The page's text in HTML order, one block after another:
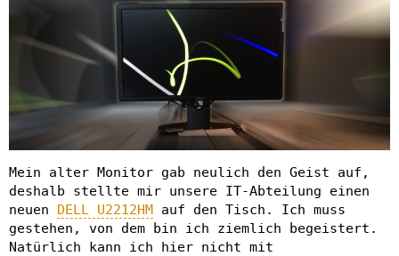
Mein alter Monitor gab neulich den Geist auf,
deshalb stellte mir unsere IT-Abteilung einen
neuen DELL U2212HM auf den Tisch. Ich muss
gestehen, von dem bin ich ziemlich begeistert.
Natürlich kann ich hier nicht mit